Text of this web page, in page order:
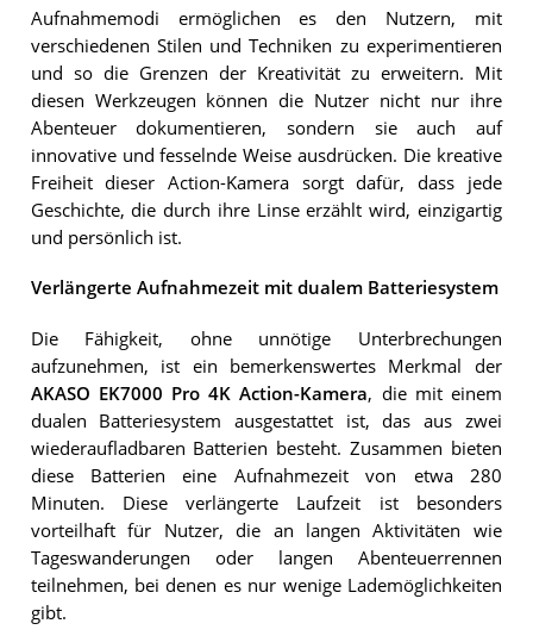
Aufnahmemodi ermöglichen es den Nutzern, mit
verschiedenen Stilen und Techniken zu experimentieren
und so die Grenzen der Kreativität zu erweitern. Mit
diesen Werkzeugen können die Nutzer nicht nur ihre
Abenteuer dokumentieren, sondern sie auch auf
innovative und fesselnde Weise ausdrücken. Die kreative
Freiheit dieser Action-Kamera sorgt dafür, dass jede
Geschichte, die durch ihre Linse erzählt wird, einzigartig
und persönlich ist.
Verlängerte Aufnahmezeit mit dualem Batteriesystem
Die Fähigkeit, ohne unnötige Unterbrechungen
aufzunehmen, ist ein bemerkenswertes Merkmal der
AKASO EK7000 Pro 4K Action-Kamera, die mit einem
dualen Batteriesystem ausgestattet ist, das aus zwei
wiederaufladbaren Batterien besteht. Zusammen bieten
diese Batterien eine Aufnahmezeit von etwa 280
Minuten. Diese verlängerte Laufzeit ist besonders
vorteilhaft für Nutzer, die an langen Aktivitäten wie
Tageswanderungen oder langen Abenteuerrennen
teilnehmen, bei denen es nur wenige Lademöglichkeiten
gibt.